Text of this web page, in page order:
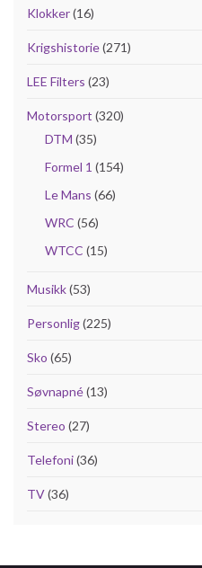
Klokker(16)
Krigshistorie(271)
LEE Filters (23)
Motorsport (320)
DTM (35)
Formel 1 (154)
Le Mans (66)
WRC (56)
WTCC (15)
Musikk(53)
Personlig(225)
Sko (65)
Søvnapné(13)
Stereo (27)
Telefoni(36)
TV(36)